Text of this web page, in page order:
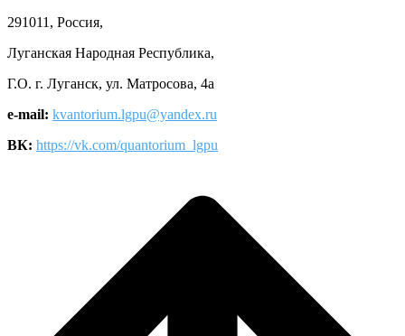
291011, Россия,
Луганская Народная Республика,
Г.О. г. Луганск, ул. Матросова, 4а
e-mail: kvantorium.lgpu@yandex.ru
ВК: https://vk.com/quantorium_lgpu